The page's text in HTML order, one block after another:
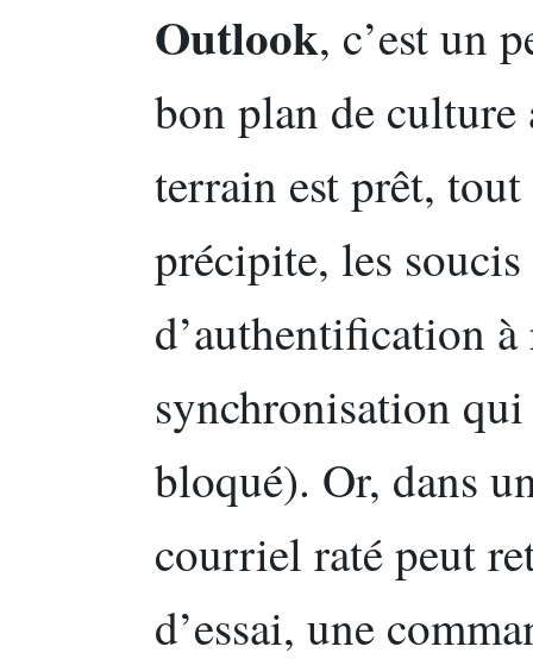
Outlook, c’est un
bon plan de culture
terrain est prêt,
précipite, les
d’authentification
synchronisation
bloqué). Or, dans
courriel raté peut
d’essai, une